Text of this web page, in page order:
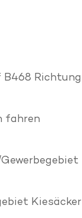
Richtung
fahren
Kiesäcker